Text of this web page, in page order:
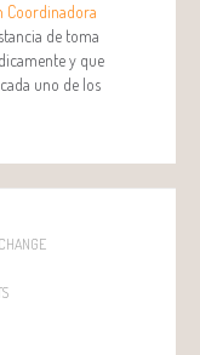
Coordinadora
de toma
y que
uno de los